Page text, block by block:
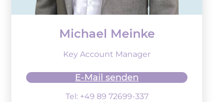
Michael Meinke
Key Account Manager
E-Mail senden
Tel: +49 89 72699-337